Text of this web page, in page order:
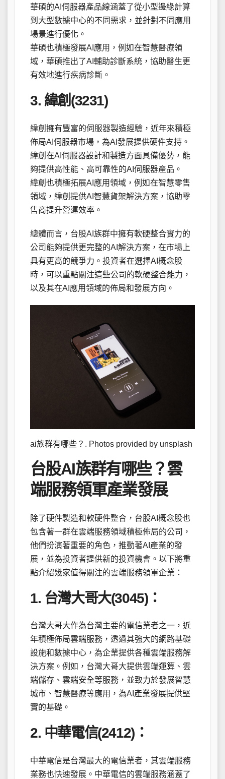
華碩的AI伺服器產品線涵蓋了從小型邊緣計算
到大型數據中心的不同需求，並針對不同應用
場景進行優化。
華碩也積極發展AI應用，例如在智慧醫療領
域，華碩推出了AI輔助診斷系統，協助醫生更
有效地進行疾病診斷。
3. 緯創(3231)
緯創擁有豐富的伺服器製造經驗，近年來積極
佈局AI伺服器市場，為AI發展提供硬件支持。
緯創在AI伺服器設計和製造方面具備優勢，能
夠提供高性能、高可靠性的AI伺服器產品。
緯創也積極拓展AI應用領域，例如在智慧零售
領域，緯創提供AI智慧貨架解決方案，協助零
售商提升營運效率。
總體而言，台股AI族群中擁有軟硬整合實力的
公司能夠提供更完整的AI解決方案，在市場上
具有更高的競爭力。投資者在選擇AI概念股
時，可以重點關注這些公司的軟硬整合能力，
以及其在AI應用領域的佈局和發展方向。
ai族群有哪些？. Photos provided by unsplash
台股AI族群有哪些？雲
端服務領軍產業發展
除了硬件製造和軟硬件整合，台股AI概念股也
包含著一群在雲端服務領域積極佈局的公司，
他們扮演著重要的角色，推動著AI產業的發
展，並為投資者提供新的投資機會。以下將重
點介紹幾家值得關注的雲端服務領軍企業：
1. 台灣大哥大(3045)：
台灣大哥大作為台灣主要的電信業者之一，近
年積極佈局雲端服務，透過其強大的網路基礎
設施和數據中心，為企業提供各種雲端服務解
決方案。例如，台灣大哥大提供雲端運算、雲
端儲存、雲端安全等服務，並致力於發展智慧
城市、智慧醫療等應用，為AI產業發展提供堅
實的基礎。
2. 中華電信(2412)：
中華電信是台灣最大的電信業者，其雲端服務
業務也快速發展。中華電信的雲端服務涵蓋了